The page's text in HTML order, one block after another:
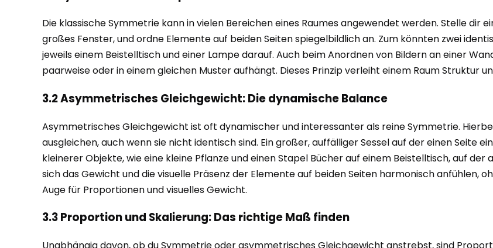
Die klassische Symmetrie kann in vielen Bereichen eines Raumes angewendet werden. Stelle dir
großes Fenster, und ordne Elemente auf beiden Seiten spiegelbildlich an. Zum könnten zwei
jeweils einem Beistelltisch und einer Lampe darauf. Auch beim Anordnen von Bildern an einer
paarweise oder in einem gleichen Muster aufhängt. Dieses Prinzip verleiht einem Raum Struktur
3.2 Asymmetrisches Gleichgewicht: Die dynamische Balance
Asymmetrisches Gleichgewicht ist oft dynamischer und interessanter als reine Symmetrie.
ausgleichen, auch wenn sie nicht identisch sind. Ein großer, auffälliger Sessel auf der einen Seite
kleinerer Objekte, wie eine kleine Pflanze und einen Stapel Bücher auf einem Beistelltisch, auf der
sich das Gewicht und die visuelle Präsenz der Elemente auf beiden Seiten harmonisch anfühlen,
Auge für Proportionen und visuelles Gewicht.
3.3 Proportion und Skalierung: Das richtige Maß finden